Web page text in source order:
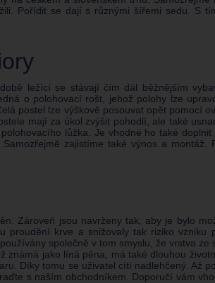
Pořídit se dají s různými šířemi sedu. S
ležící se stávají čím dál běžnějším
o polohovací rošt, jehož polohy lze
postel lze výškově posouvat opět pomocí
mají za úkol zvýšit pohodlí, ale také
lůžka. Je vhodné ho také
zajistíme také výnos a
Zároveň jsou navrženy tak, aby je bylo
krve a snižovaly tak riziko
společně v tom smyslu, že vrstva
jako líná pěna, má také dlouhou
Díky tomu se uživatel cítí nadlehčený. Až
s naším obchodníkem. Doporučí vám